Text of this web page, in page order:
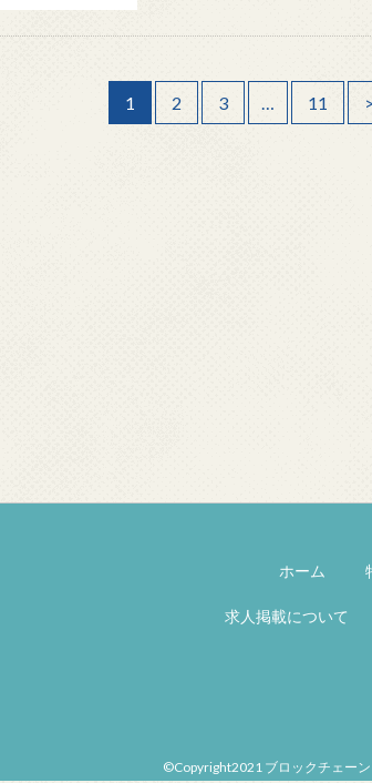
1 2 3 … 11 >
ホーム
求人掲載について
©Copyright2021 ブロックチェー